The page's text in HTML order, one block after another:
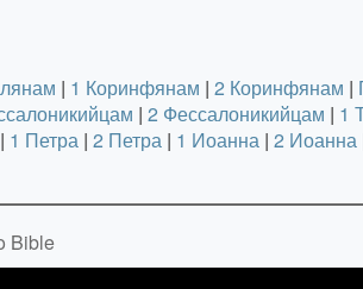
| 1 Коринфянам | 2 Коринфянам |
| 2 Фессалоникийцам | 1
| 1 Петра | 2 Петра | 1 Иоанна | 2 Иоанна
Bible